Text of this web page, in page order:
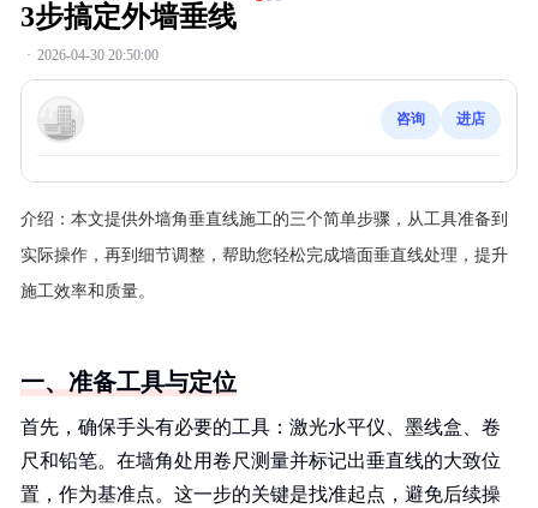
3步搞定外墙垂线
· 2026-04-30 20:50:00
咨询 进店
介绍： 本文提供外墙角垂直线施工的三个简单步骤，从工具准备到
实际操作，再到细节调整，帮助您轻松完成墙面垂直线处理，提升
施工效率和质量。
一、准备工具与定位
首先，确保手头有必要的工具：激光水平仪、墨线盒、卷
尺和铅笔。在墙角处用卷尺测量并标记出垂直线的大致位
置，作为基准点。这一步的关键是找准起点，避免后续操